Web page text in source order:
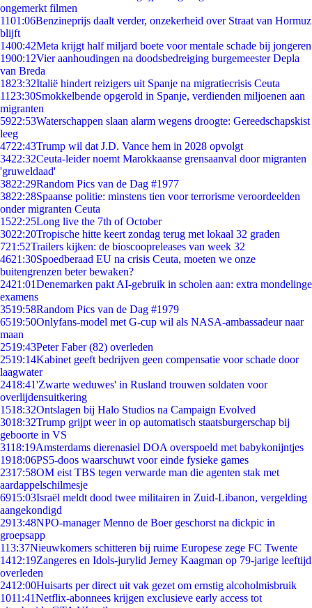
ongemerkt filmen
1101:06Benzineprijs daalt verder, onzekerheid over Straat van Hormuz
blijft
1400:42Meta krijgt half miljard boete voor mentale schade bij jongeren
1900:12Vier aanhoudingen na doodsbedreiging burgemeester Depla
van Breda
1823:32Italië hindert reizigers uit Spanje na migratiecrisis Ceuta
11 23:30Smokkelbende opgerold in Spanje, verdienden miljoenen aan
migranten
5922:53Waterschappen slaan alarm wegens droogte: Gereedschapskist
leeg
4722:43Trump wil dat J.D. Vance hem in 2028 opvolgt
3422:32Ceuta-leider noemt Marokkaanse grensaanval door migranten
'gruweldaad'
3822:29Random Pics van de Dag #1977
3822:28Spaanse politie: minstens tien voor terrorisme veroordeelden
onder migranten Ceuta
1522:25Long live the 7th of October
3022:20Tropische hitte keert zondag terug met lokaal 32 graden
721:52Trailers kijken: de bioscoopreleases van week 32
4621:30Spoedberaad EU na crisis Ceuta, moeten we onze
buitengrenzen beter bewaken?
2421:01Denemarken pakt AI-gebruik in scholen aan: extra mondelinge
examens
3519:58Random Pics van de Dag #1979
6519:50Onlyfans-model met G-cup wil als NASA-ambassadeur naar
maan
2519:43Peter Faber (82) overleden
2519:14Kabinet geeft bedrijven geen compensatie voor schade door
laagwater
2418:41'Zwarte weduwes' in Rusland trouwen soldaten voor
overlijdensuitkering
1518:32Ontslagen bij Halo Studios na Campaign Evolved
3018:32Trump grijpt weer in op automatisch staatsburgerschap bij
geboorte in VS
3118:19Amsterdams dierenasiel DOA overspoeld met babykonijntjes
1918:06PS5-doos waarschuwt voor einde fysieke games
2317:58OM eist TBS tegen verwarde man die agenten stak met
aardappelschilmesje
6915:03Israël meldt dood twee militairen in Zuid-Libanon, vergelding
aangekondigd
2913:48NPO-manager Menno de Boer geschorst na dickpic in
groepsapp
113:37Nieuwkomers schitteren bij ruime Europese zege FC Twente
1412:19Zangeres en Idols-jurylid Jerney Kaagman op 79-jarige leeftijd
overleden
2412:00Huisarts per direct uit vak gezet om ernstig alcoholmisbruik
1011:41Netflix-abonnees krijgen exclusieve early access tot